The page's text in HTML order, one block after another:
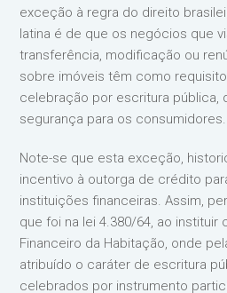
exceção à regra do direito
latina é de que os negócios que
transferência, modificação ou
sobre imóveis têm como
celebração por escritura pública,
segurança para os consumidores.
Note-se que esta exceção,
incentivo à outorga de crédito
instituições financeiras. Assim,
que foi na lei 4.380/64, ao instituir
Financeiro da Habitação, onde
atribuído o caráter de escritura
celebrados por instrumento